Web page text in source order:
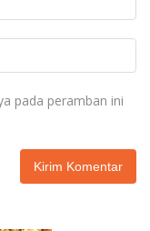
pada peramban ini